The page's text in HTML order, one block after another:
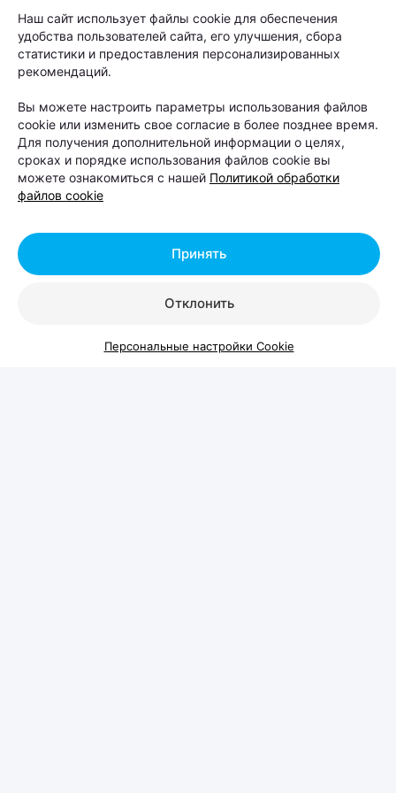
любителей животных
Автор:relax.by, 07.08.2026
8 и 9 августа на берегу Цнянского водохранилища,
в парке Lakeside Park («Северный берег»),
состоится Pets Fest — крупный фестиваль,
посвященный владельцам собак, кошек и других
свободный.
Наш сайт использует файлы cookie для обеспечения
удобства пользователей сайта, его улучшения, сбора
статистики и предоставления персонализированных
рекомендаций.
Вы можете настроить параметры использования файлов
cookie или изменить свое согласие в более позднее время.
Для получения дополнительной информации о целях,
сроках и порядке использования файлов cookie вы
можете ознакомиться с нашей Политикой обработки
файлов cookie
Отклонить
Принять
Персональные настройки Cookie